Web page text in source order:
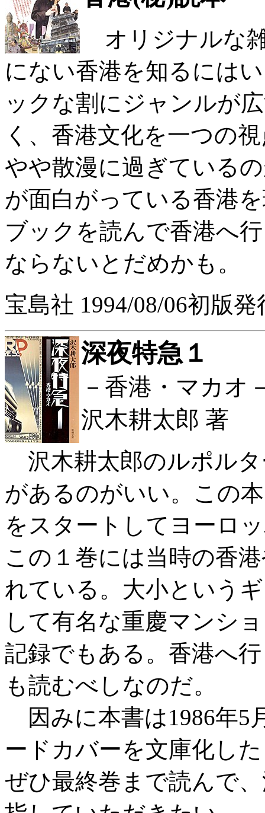
オリジナルな
にない香港を知るには
ックな割にジャンルが
く、香港文化を一つの
やや散漫に過ぎている
が面白がっている香港
ブックを読んで香港へ
ならないとだめかも。
宝島社 1994/08/06初版
深夜特急１
－香港・マカオ
沢木耕太郎 著
沢木耕太郎のルポル
があるのがいい。この
をスタートしてヨーロ
この１巻には当時の香
れている。大小という
して有名な重慶マンシ
記録でもある。香港へ
も読むべしなのだ。
因みに本書は1986年5
ードカバーを文庫化し
ぜひ最終巻まで読んで